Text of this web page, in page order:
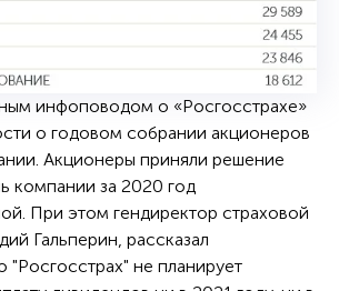
инфоповодом о «Росгосстрахе»
о годовом собрании акционеров
Акционеры приняли решение
компании за 2020 год
При этом гендиректор страховой
Гальперин, рассказал
"Росгосстрах" не планирует